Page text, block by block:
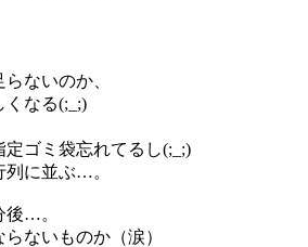
ないのか、
なる(;_;)
ゴミ袋忘れてるし(;_;)
列に並ぶ…。
後…。
ないものか（涙）